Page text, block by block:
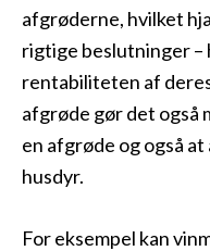
afgrøderne, hvilket
rigtige beslutninger
rentabiliteten af
afgrøde gør det også
en afgrøde og også
husdyr.
For eksempel kan